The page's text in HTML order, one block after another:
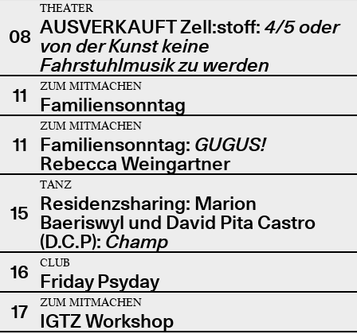
08
THEATER
AUSVERKAUFT Zell:stoff: 4/5 oder
von der Kunst keine
Fahrstuhlmusik zu werden
11
ZUM MITMACHEN
Familiensonntag
11
ZUM MITMACHEN
Familiensonntag: GUGUS!
Rebecca Weingartner
15
TANZ
Residenzsharing: Marion
Baeriswyl und David Pita Castro
(D.C.P): Champ
16
CLUB
Friday Psyday
17
ZUM MITMACHEN
IGTZ Workshop